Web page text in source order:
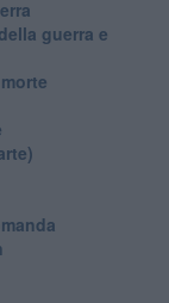
guerra e